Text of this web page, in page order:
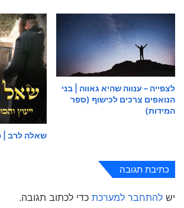
לצפייה – ענווה שהיא גאווה | בני
הנואפים צרכים לכישוף (ספר
המידות)
שאלה לרב |
כתיבת תגובה
יש להתחבר למערכת כדי לכתוב תגובה.